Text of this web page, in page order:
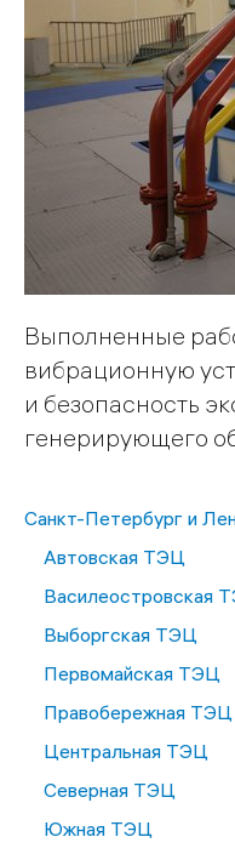
Выполненные
вибрационную
и безопасность
генерирующего
Санкт-Петербург и
Автовская ТЭЦ
Василеостровская
Выборгская ТЭЦ
Первомайская ТЭЦ
Правобережная ТЭЦ
Центральная ТЭЦ
Северная ТЭЦ
Южная ТЭЦ